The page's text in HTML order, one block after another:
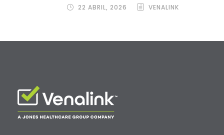
22 ABRIL, 2026 VENALINK